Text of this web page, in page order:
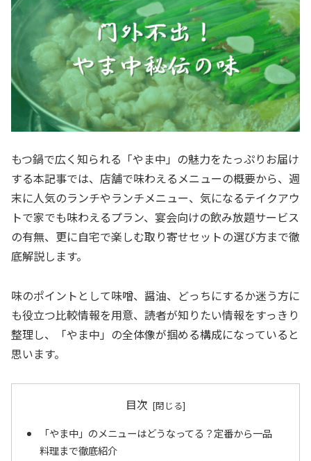
もつ鍋で広く知られる「やま中」の魅力をたっぷりお届け
する本記事では、店舗で味わえるメニューの概要から、週
末に人気のランチやランチメニュー、気になるテイクアウ
トで家でも味わえるプラン、宴会向けの飲み放題サービス
の有無、更に自宅で楽しむ取り寄せセットの選び方まで徹
底解説します。
味のポイントとして味噌、醤油、どっちにするか迷う方に
も役立つ比較情報を用意、読者が知りたい情報をすっきり
整理し、「やま中」の全体像が掴める構成になっていると
思います。
目次
「やま中」のメニューはどうなってる？定番から一品
料理まで徹底紹介